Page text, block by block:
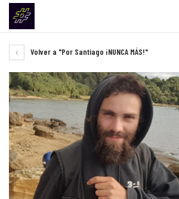
Volver a "Por Santiago ¡NUNCA MÁS!"